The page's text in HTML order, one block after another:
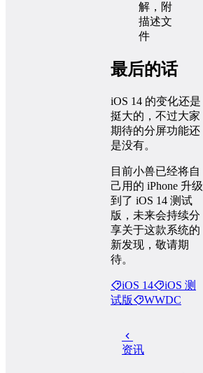
最后的话
iOS 14 的变化还是
挺大的，不过大家
期待的分屏功能还
是没有。
目前小兽已经将自
己用的 iPhone 升级
到了 iOS 14 测试
版，未来会持续分
享关于这款系统的
新发现，敬请期
待。
iOS 14
iOS 测
试版
WWDC
资讯